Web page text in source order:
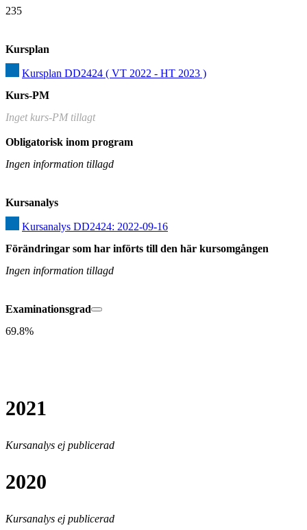
235
Kursplan
Kursplan DD2424 ( VT 2022 - HT 2023 )
Kurs-PM
Inget kurs-PM tillagt
Obligatorisk inom program
Ingen information tillagd
Kursanalys
Kursanalys DD2424: 2022-09-16
Förändringar som har införts till den här kursomgången
Ingen information tillagd
Examinationsgrad
69.8%
2021
Kursanalys ej publicerad
2020
Kursanalys ej publicerad